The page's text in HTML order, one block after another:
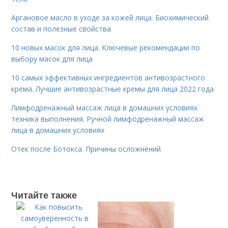
Аргановое масло в уходе за кожей лица. Биохимический
состав и полезные свойства
10 новых масок для лица. Ключевые рекомендации по
выбору масок для лица
10 самых эффективных ингредиентов антивозрастного
крема. Лучшие антивозрастные кремы для лица 2022 года
Лимфодренажный массаж лица в домашних условиях
техника выполнения. Ручной лимфодренажный массаж
лица в домашних условиях
Отек после Ботокса. Причины осложнений
Читайте также